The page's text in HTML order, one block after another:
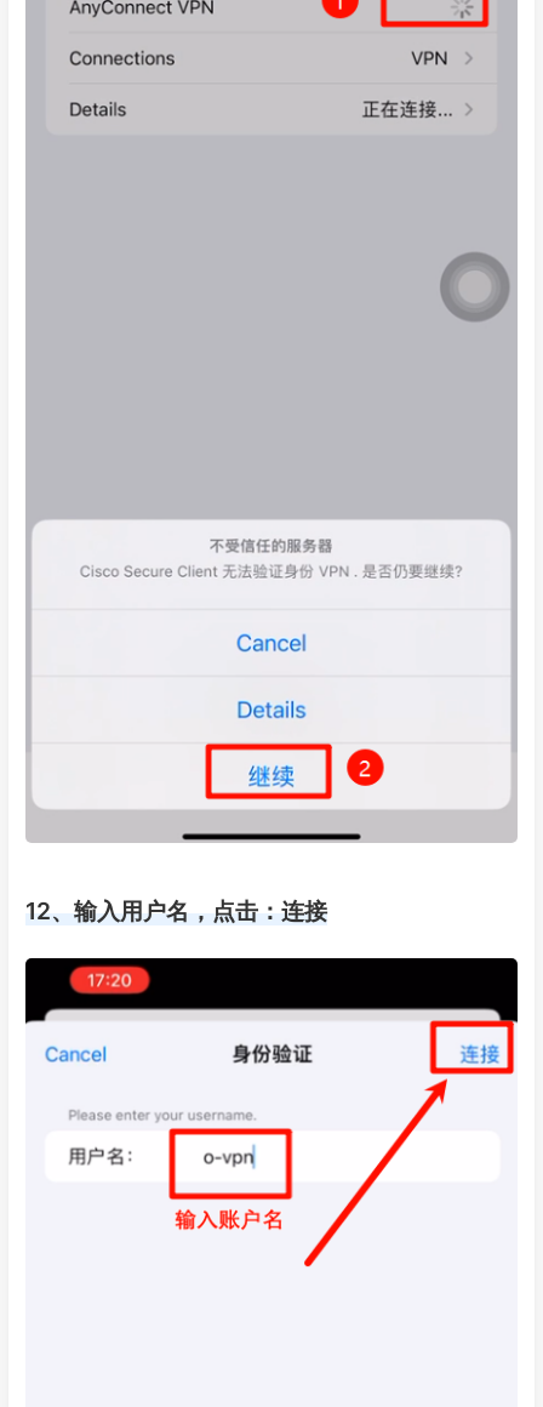
12、输入用户名，点击：连接